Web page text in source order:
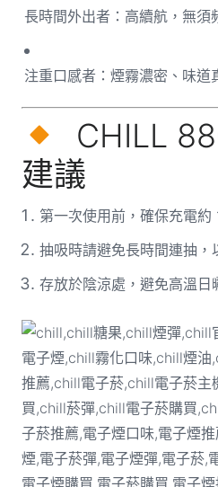
長時間外出者：高續航，無須
注重口感者：煙霧濃密、味道
CHILL
建議
第一次使用前，確保充電
抽吸時請避免長時間連抽，
存放於陰涼處，避免高溫日